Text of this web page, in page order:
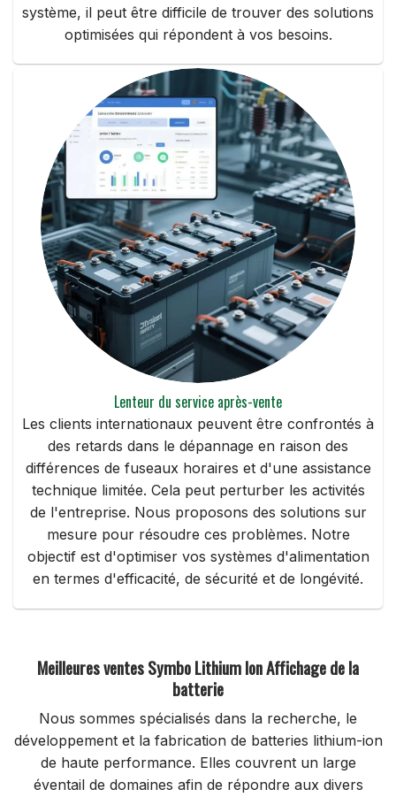
système, il peut être difficile de trouver des solutions
optimisées qui répondent à vos besoins.
Lenteur du service après-vente
Les clients internationaux peuvent être confrontés à
des retards dans le dépannage en raison des
différences de fuseaux horaires et d'une assistance
technique limitée. Cela peut perturber les activités
de l'entreprise. Nous proposons des solutions sur
mesure pour résoudre ces problèmes. Notre
objectif est d'optimiser vos systèmes d'alimentation
en termes d'efficacité, de sécurité et de longévité.
Meilleures ventes Symbo LithiumIonAffichage de la
batterie
Nous sommes spécialisés dans la recherche, le
développement et la fabrication de batteries lithium-ion
de haute performance. Elles couvrent un large
éventail de domaines afin de répondre aux divers